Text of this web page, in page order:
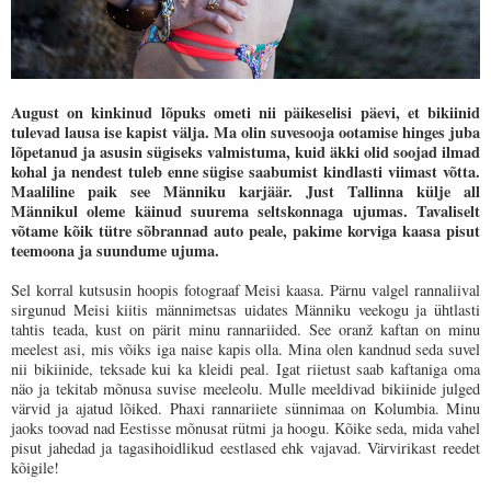
August on kinkinud lõpuks ometi nii päikeselisi päevi, et bikiinid
tulevad lausa ise kapist välja. Ma olin suvesooja ootamise hinges juba
lõpetanud ja asusin sügiseks valmistuma, kuid äkki olid soojad ilmad
kohal ja nendest tuleb enne sügise saabumist kindlasti viimast võtta.
Maaliline paik see Männiku karjäär. Just Tallinna külje all
Männikul oleme käinud suurema seltskonnaga ujumas. Tavaliselt
võtame kõik tütre sõbrannad auto peale, pakime korviga kaasa pisut
teemoona ja suundume ujuma.
Sel korral kutsusin hoopis fotograaf Meisi kaasa. Pärnu valgel rannaliival
sirgunud Meisi kiitis männimetsas uidates Männiku veekogu ja ühtlasti
tahtis teada, kust on pärit minu rannariided. See oranž kaftan on minu
meelest asi, mis võiks iga naise kapis olla. Mina olen kandnud seda suvel
nii bikiinide, teksade kui ka kleidi peal. Igat riietust saab kaftaniga oma
näo ja tekitab mõnusa suvise meeleolu. Mulle meeldivad bikiinide julged
värvid ja ajatud lõiked. Phaxi rannariiete sünnimaa on Kolumbia. Minu
jaoks toovad nad Eestisse mõnusat rütmi ja hoogu. Kõike seda, mida vahel
pisut jahedad ja tagasihoidlikud eestlased ehk vajavad. Värvirikast reedet
kõigile!